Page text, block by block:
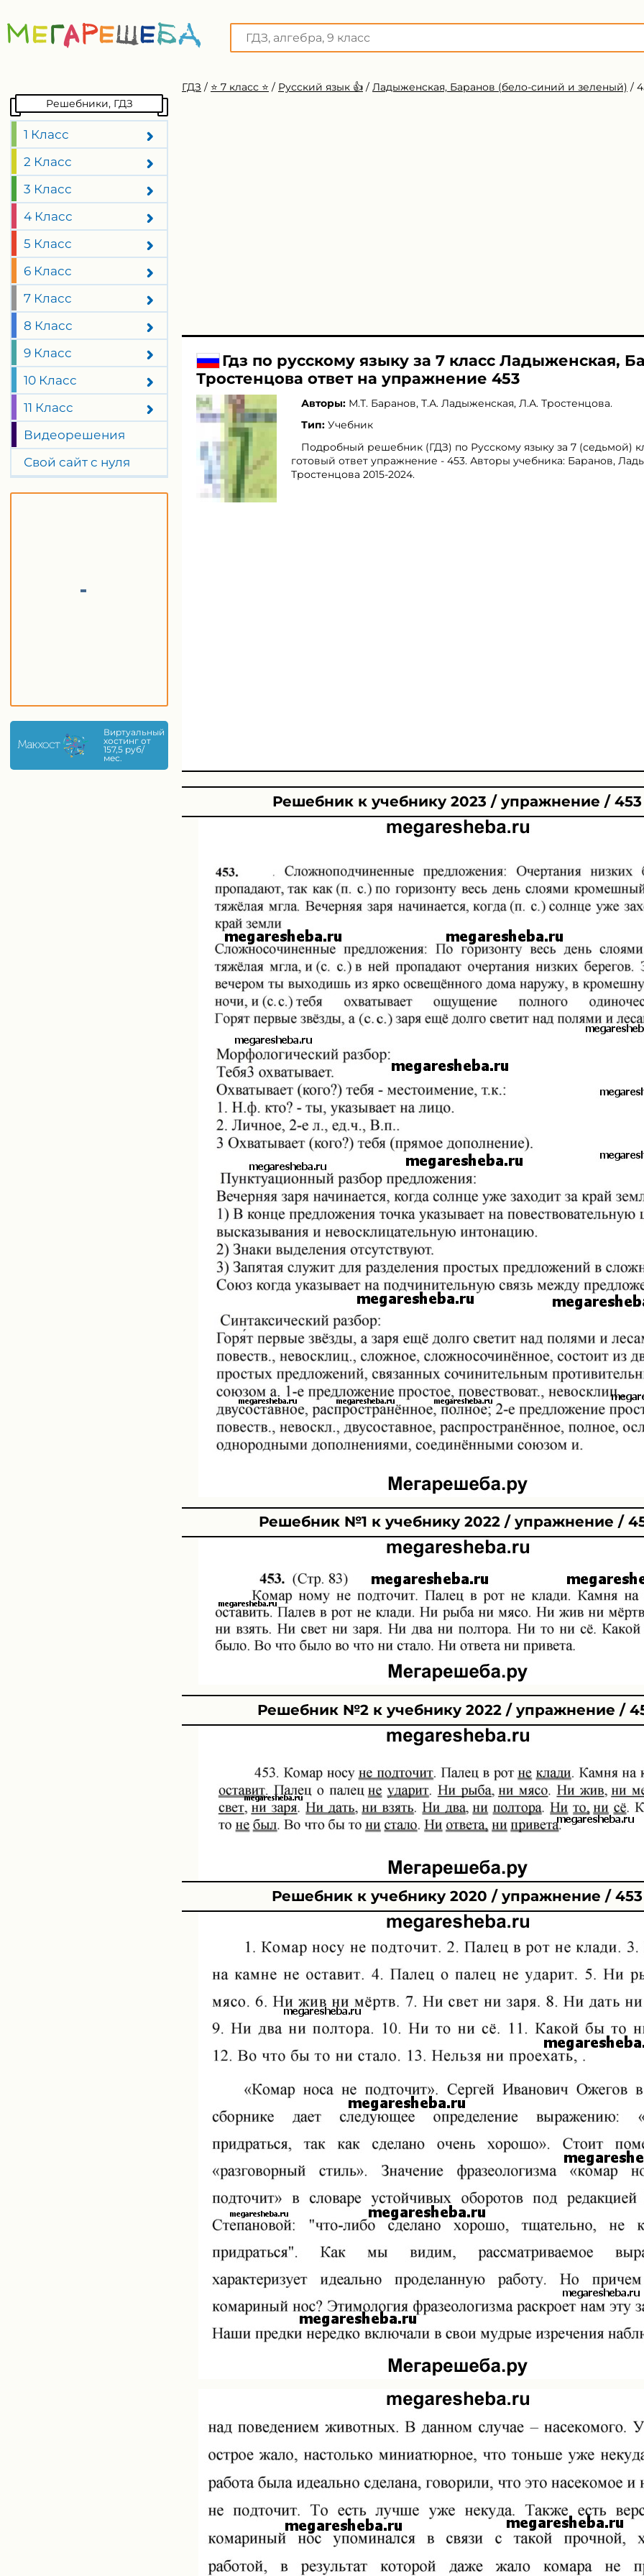
Решебники, ГДЗ
1 Класс
2 Класс
3 Класс
4 Класс
5 Класс
6 Класс
7 Класс
8 Класс
9 Класс
10 Класс
11 Класс
Видеорешения
Свой сайт с нуля
Виртуальный
хостинг от
157,5 руб/
мес.
ГДЗ / ⭐️ 7 класс ⭐️ / Русский язык 👍 / Ладыженская, Баранов (бело-синий и зеленый) /
Гдз по русскому языку за 7 класс Ладыженская,
Тростенцова ответ на упражнение 453
Авторы: М.Т. Баранов, Т.А. Ладыженская, Л.А. Тростенцова.
Тип: Учебник
Подробный решебник (ГДЗ) по Русскому языку за 7 (седьмой)
готовый ответ упражнение - 453. Авторы учебника: Баранов,
Тростенцова 2015-2024.
Решебник к учебнику 2023 / упражнение / 453
Решебник №1 к учебнику 2022 / упражнение /
Решебник №2 к учебнику 2022 / упражнение /
Решебник к учебнику 2020 / упражнение / 453